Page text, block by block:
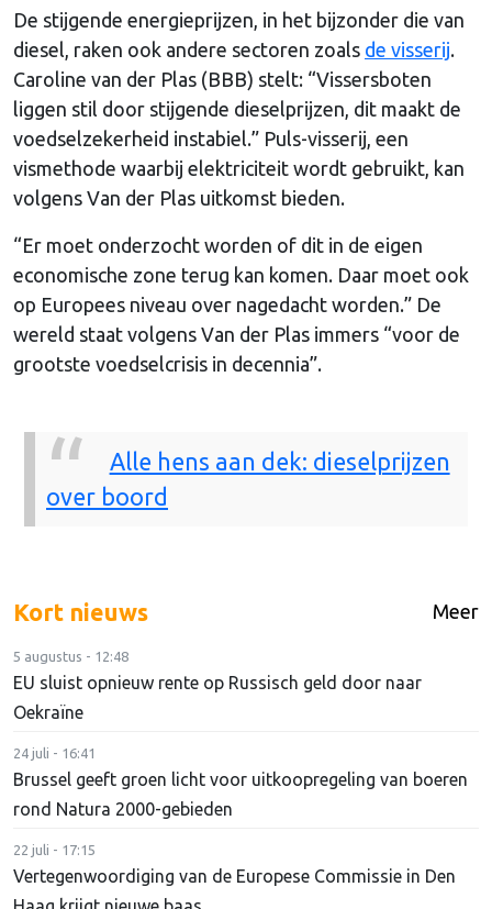
De stijgende energieprijzen, in het bijzonder die van
diesel, raken ook andere sectoren zoals de visserij.
Caroline van der Plas (BBB) stelt: “Vissersboten
liggen stil door stijgende dieselprijzen, dit maakt de
voedselzekerheid instabiel.” Puls-visserij, een
vismethode waarbij elektriciteit wordt gebruikt, kan
volgens Van der Plas uitkomst bieden.
“Er moet onderzocht worden of dit in de eigen
economische zone terug kan komen. Daar moet ook
op Europees niveau over nagedacht worden.” De
wereld staat volgens Van der Plas immers “voor de
grootste voedselcrisis in decennia”.
Alle hens aan dek: dieselprijzen
over boord
Kort nieuws Meer
5 augustus - 12:48
EU sluist opnieuw rente op Russisch geld door naar
Oekraïne
24 juli - 16:41
Brussel geeft groen licht voor uitkoopregeling van boeren
rond Natura 2000-gebieden
22 juli - 17:15
Vertegenwoordiging van de Europese Commissie in Den